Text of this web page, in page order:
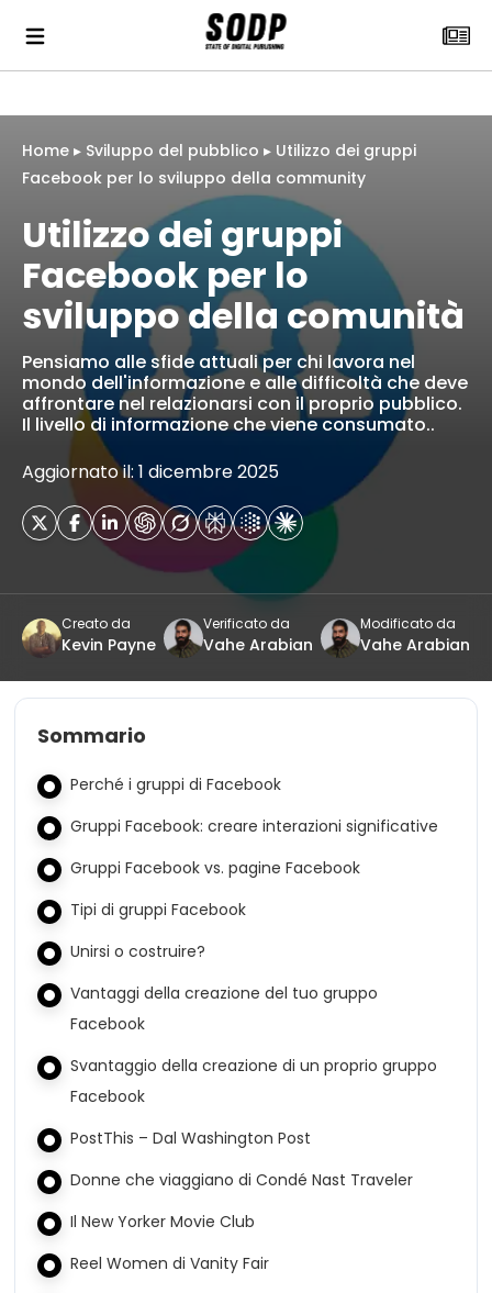
Home ▸ Sviluppo del pubblico ▸ Utilizzo dei gruppi
Facebook per lo sviluppo della community
Utilizzo dei gruppi
Facebook per lo
sviluppo della comunità
Pensiamo alle sfide attuali per chi lavora nel
mondo dell'informazione e alle difficoltà che deve
affrontare nel relazionarsi con il proprio pubblico.
Il livello di informazione che viene consumato..
Aggiornato il: 1 dicembre 2025
Creato da
Kevin Payne
Verificato da
Vahe Arabian
Modificato da
Vahe Arabian
Sommario
Perché i gruppi di Facebook
Gruppi Facebook: creare interazioni significative
Gruppi Facebook vs. pagine Facebook
Tipi di gruppi Facebook
Unirsi o costruire?
Vantaggi della creazione del tuo gruppo
Facebook
Svantaggio della creazione di un proprio gruppo
Facebook
PostThis – Dal Washington Post
Donne che viaggiano di Condé Nast Traveler
Il New Yorker Movie Club
Reel Women di Vanity Fair